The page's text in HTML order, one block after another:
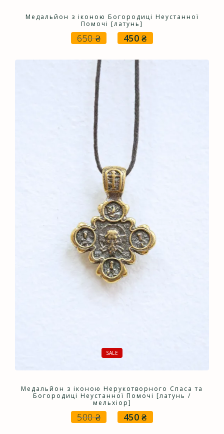
Медальйон з іконою Богородиці Неустанної
Помочі [латунь]
650₴
Оригінальна
650 ₴.
450₴
450 ₴.
SALE
Медальйон з іконою Нерукотворного Спаса та
Богородиці Неустанної Помочі [латунь /
мельхіор]
500₴
Оригінальна
450₴